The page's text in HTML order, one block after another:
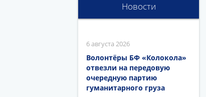
Новости
6 августа 2026
Волонтёры БФ «Колокола»
отвезли на передовую
очередную партию
гуманитарного груза